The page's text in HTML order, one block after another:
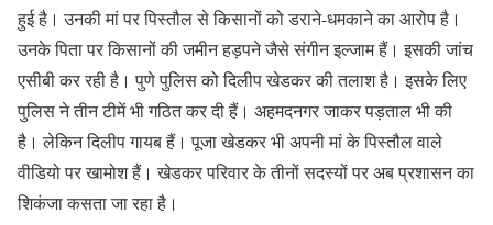
हुई है। उनकी मां पर पिस्तौल से किसानों को डराने-धमकाने का आरोप है।
उनके पिता पर किसानों की जमीन हड़पने जैसे संगीन इल्जाम हैं। इसकी जांच
एसीबी कर रही है। पुणे पुलिस को दिलीप खेडकर की तलाश है। इसके लिए
पुलिस ने तीन टीमें भी गठित कर दी हैं। अहमदनगर जाकर पड़ताल भी की
है। लेकिन दिलीप गायब हैं। पूजा खेडकर भी अपनी मां के पिस्तौल वाले
वीडियो पर खामोश हैं। खेडकर परिवार के तीनों सदस्यों पर अब प्रशासन का
शिकंजा कसता जा रहा है।